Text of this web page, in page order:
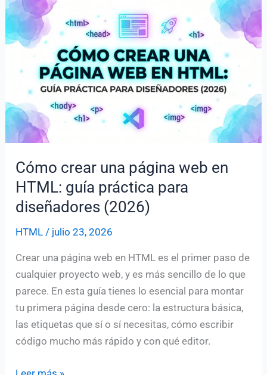
para
inspirarte
(con
código)
Cómo crear una página web en
HTML: guía práctica para
diseñadores (2026)
HTML / julio 23, 2026
Crear una página web en HTML es el primer paso de
cualquier proyecto web, y es más sencillo de lo que
parece. En esta guía tienes lo esencial para montar
tu primera página desde cero: la estructura básica,
las etiquetas que sí o sí necesitas, cómo escribir
código mucho más rápido y con qué editor.
Cómo